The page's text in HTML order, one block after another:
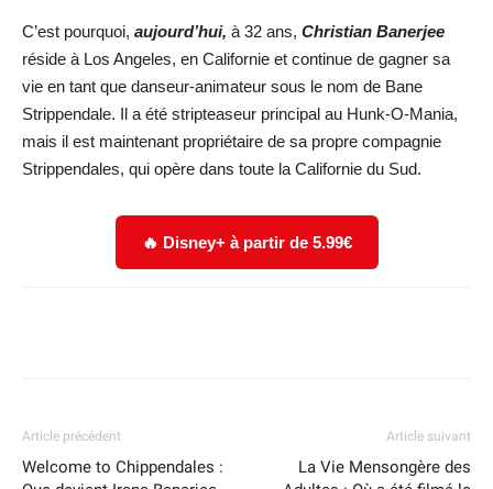
C’est pourquoi, aujourd’hui, à 32 ans, Christian Banerjee
réside à Los Angeles, en Californie et continue de gagner sa
vie en tant que danseur-animateur sous le nom de Bane
Strippendale. Il a été stripteaseur principal au Hunk-O-Mania,
mais il est maintenant propriétaire de sa propre compagnie
Strippendales, qui opère dans toute la Californie du Sud.
🔥 Disney+ à partir de 5.99€
Article précédent
Welcome to Chippendales :
Article suivant
La Vie Mensongère des